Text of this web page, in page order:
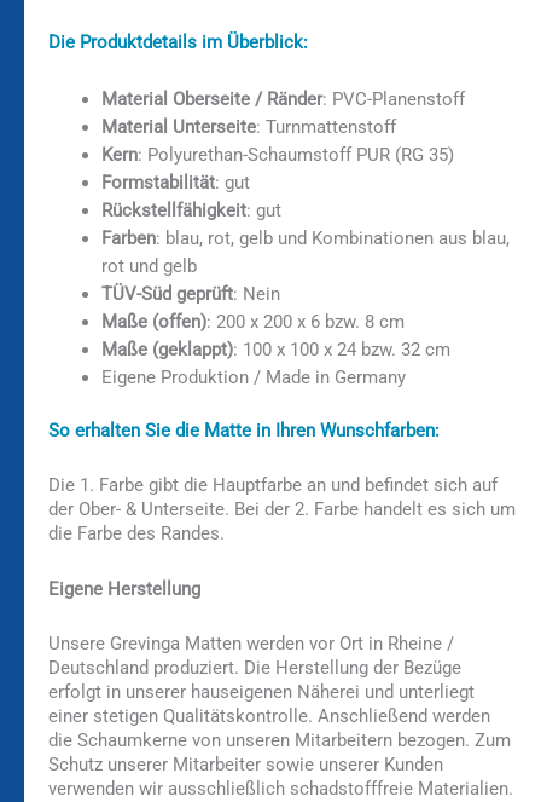
Die Produktdetails im Überblick:
Material Oberseite / Ränder: PVC-Planenstoff
Material Unterseite: Turnmattenstoff
Kern: Polyurethan-Schaumstoff PUR (RG 35)
Formstabilität: gut
Rückstellfähigkeit: gut
Farben: blau, rot, gelb und Kombinationen aus blau,
rot und gelb
TÜV-Süd geprüft: Nein
Maße (offen): 200 x 200 x 6 bzw. 8 cm
Maße (geklappt): 100 x 100 x 24 bzw. 32 cm
Eigene Produktion / Made in Germany
So erhalten Sie die Matte in Ihren Wunschfarben:
Die 1. Farbe gibt die Hauptfarbe an und befindet sich auf
der Ober- & Unterseite. Bei der 2. Farbe handelt es sich um
die Farbe des Randes.
Eigene Herstellung
Unsere Grevinga Matten werden vor Ort in Rheine /
Deutschland produziert. Die Herstellung der Bezüge
erfolgt in unserer hauseigenen Näherei und unterliegt
einer stetigen Qualitätskontrolle. Anschließend werden
die Schaumkerne von unseren Mitarbeitern bezogen. Zum
Schutz unserer Mitarbeiter sowie unserer Kunden
verwenden wir ausschließlich schadstofffreie Materialien.